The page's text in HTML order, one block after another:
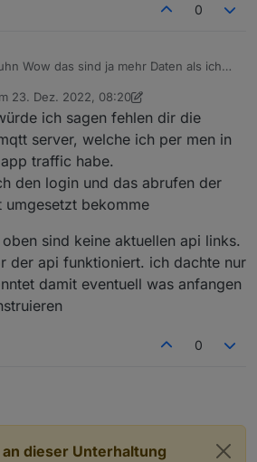
0
Wow das sind ja mehr Daten als ich
so richtig sehe.
ich nicht ganz im Detail verstanden wie
Über MQTT ist klar. Allerdings
bei deinen ganzen Links meistens nur
das ich nicht authorisiert bin.
du das Vorgenehen etwas
23. Dez. 2022, 08:20
von Netfreak25
ich sagen fehlen dir die
server, welche ich per men in
traffic habe.
den login und das abrufen der
bekomme
sind keine aktuellen api links.
der api funktioniert. ich dachte nur
damit eventuell was anfangen
0
dieser Unterhaltung